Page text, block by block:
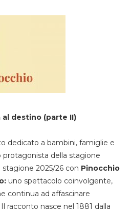
al destino (parte II)
dedicato a bambini, famiglie e
protagonista della stagione
stagione 2025/26 con Pinocchio
uno spettacolo coinvolgente,
continua ad affascinare
racconto nasce nel 1881 dalla